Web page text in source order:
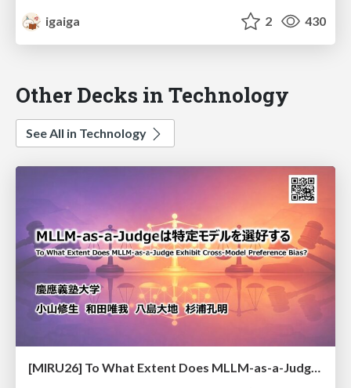
igaiga
2 430
Other Decks in Technology
See All in Technology